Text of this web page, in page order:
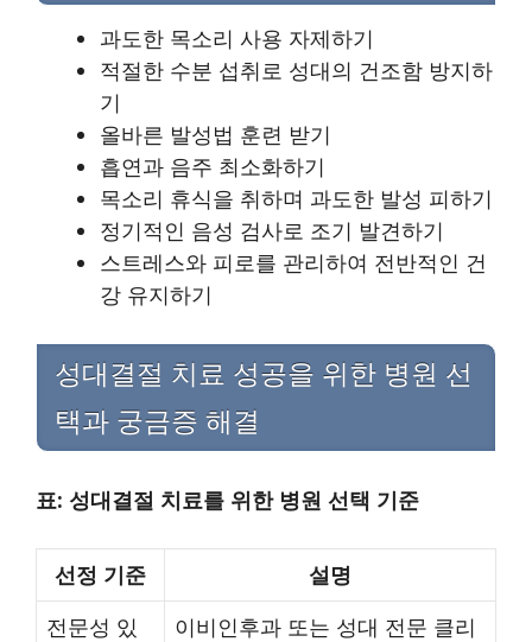
과도한 목소리 사용 자제하기
적절한 수분 섭취로 성대의 건조함 방지하
기
올바른 발성법 훈련 받기
흡연과 음주 최소화하기
목소리 휴식을 취하며 과도한 발성 피하기
정기적인 음성 검사로 조기 발견하기
스트레스와 피로를 관리하여 전반적인 건
강 유지하기
성대결절 치료 성공을 위한 병원 선
택과 궁금증 해결
표: 성대결절 치료를 위한 병원 선택 기준
선정 기준
설명
전문성 있
이비인후과 또는 성대 전문 클리